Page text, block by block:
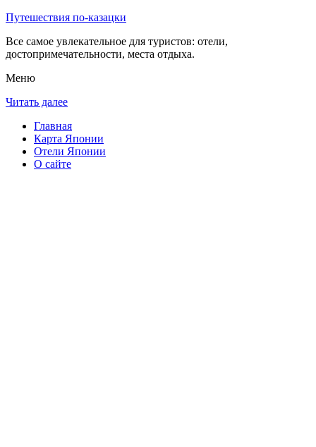
Путешествия по-казацки
Все самое увлекательное для туристов: отели,
достопримечательности, места отдыха.
Меню
Читать далее
Главная
Карта Японии
Отели Японии
О сайте